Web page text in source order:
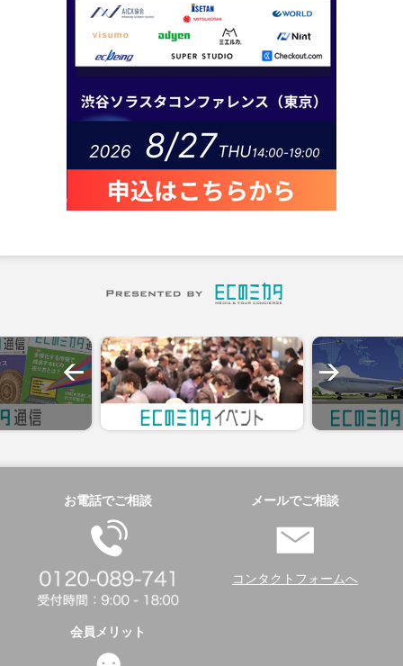
お電話でご相談 メールでご相談
コンタクトフォームへ
会員メリット